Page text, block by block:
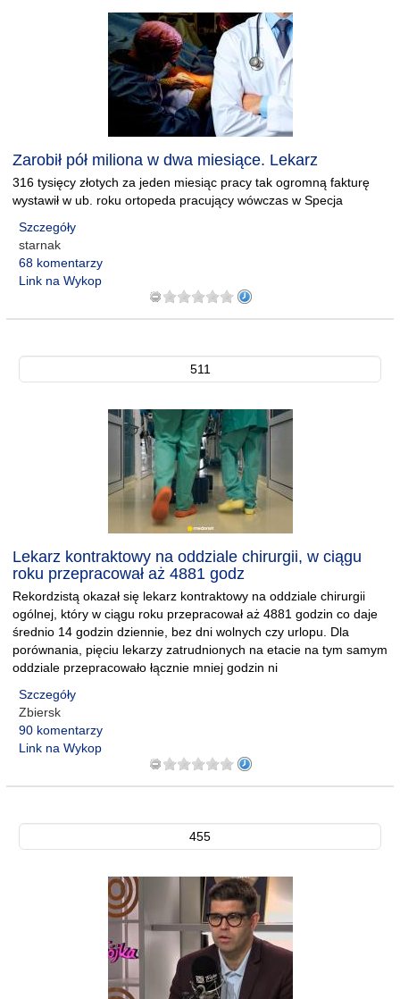
Zarobił pół miliona w dwa miesiące. Lekarz
316 tysięcy złotych za jeden miesiąc pracy tak ogromną fakturę
wystawił w ub. roku ortopeda pracujący wówczas w Specja
Szczegóły
starnak
68 komentarzy
Link na Wykop
511
Lekarz kontraktowy na oddziale chirurgii, w ciągu
roku przepracował aż 4881 godz
Rekordzistą okazał się lekarz kontraktowy na oddziale chirurgii
ogólnej, który w ciągu roku przepracował aż 4881 godzin co daje
średnio 14 godzin dziennie, bez dni wolnych czy urlopu. Dla
porównania, pięciu lekarzy zatrudnionych na etacie na tym samym
oddziale przepracowało łącznie mniej godzin ni
Szczegóły
Zbiersk
90 komentarzy
Link na Wykop
455